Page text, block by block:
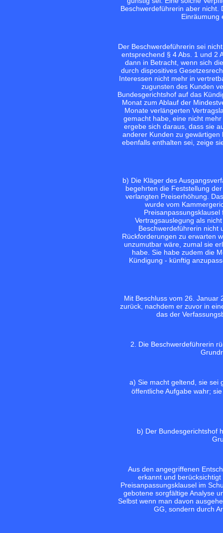
Beschwerdeführerin aber nicht.
Einräumung
Der Beschwerdeführerin sei
entsprechend § 4 Abs. 1 und 2
dann in Betracht, wenn sich
durch dispositives
Interessen nicht mehr in
zugunsten des Kunden
Bundesgerichtshof auf das
Monat zum Ablauf der
Monate verlängerten
gemacht habe, eine nicht
ergebe sich daraus, dass sie
anderer Kunden zu
ebenfalls enthalten sei, zeige
b) Die Kläger des
begehrten die Feststellung
verlangten Preiserhöhung.
wurde vom
Vertragsauslegung als
Beschwerdeführerin nicht
Rückforderungen zu erwarten
unzumutbar wäre, zumal sie
habe. Sie habe zudem die
Kündigung - künftig
Mit Beschluss vom 26. Januar
zurück, nachdem er zuvor in
das der
2. Die Beschwerdeführerin
a) Sie macht geltend, sie sei
öffentliche Aufgabe wahr;
b) Der Bundesgerichtshof
Aus den angegriffenen
erkannt und
Preisanpassungsklausel im
gebotene sorgfältige Analyse
Selbst wenn man davon
GG, sondern durch